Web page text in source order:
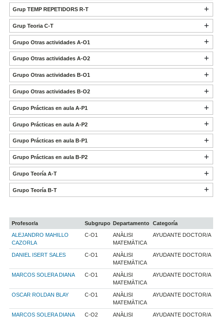
Grup TEMP REPETIDORS R-T
Grup Teoria C-T
Grupo Otras actividades A-O1
Grupo Otras actividades A-O2
Grupo Otras actividades B-O1
Grupo Otras actividades B-O2
Grupo Prácticas en aula A-P1
Grupo Prácticas en aula A-P2
Grupo Prácticas en aula B-P1
Grupo Prácticas en aula B-P2
Grupo Teoría A-T
Grupo Teoría B-T
Profesor/a Subgrupo Departamento Categoría
ALEJANDRO MAHILLO
CAZORLA
C-O1
ANÀLISI
MATEMÀTICA
AYUDANTE DOCTOR/A
DANIEL ISERT SALES C-O1
ANÀLISI
MATEMÀTICA
AYUDANTE DOCTOR/A
MARCOS SOLERA DIANA C-O1
ANÀLISI
MATEMÀTICA
AYUDANTE DOCTOR/A
OSCAR ROLDAN BLAY C-O1
ANÀLISI
MATEMÀTICA
AYUDANTE DOCTOR/A
MARCOS SOLERA DIANA C-O2
ANÀLISI
AYUDANTE DOCTOR/A